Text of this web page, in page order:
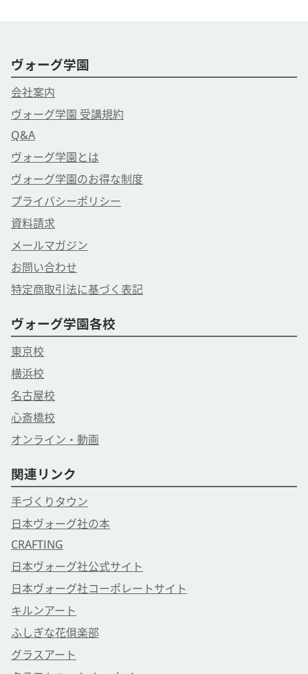
ヴォーグ学園
会社案内
ヴォーグ学園 受講規約
Q&A
ヴォーグ学園とは
ヴォーグ学園のお得な制度
プライバシーポリシー
資料請求
メールマガジン
お問い合わせ
特定商取引法に基づく表記
ヴォーグ学園各校
東京校
横浜校
名古屋校
心斎橋校
オンライン・動画
関連リンク
手づくりタウン
日本ヴォーグ社の本
CRAFTING
日本ヴォーグ社公式サイト
日本ヴォーグ社コーポレートサイト
キルンアート
ふしぎな花倶楽部
グラスアート